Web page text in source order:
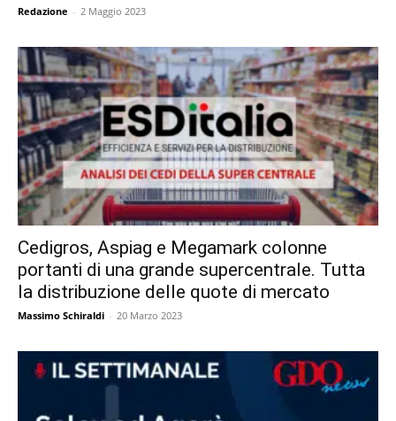
Redazione - 2 Maggio 2023
Cedigros, Aspiag e Megamark colonne
portanti di una grande supercentrale. Tutta
la distribuzione delle quote di mercato
Massimo Schiraldi - 20 Marzo 2023